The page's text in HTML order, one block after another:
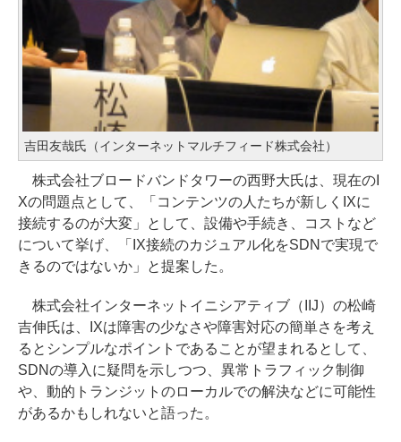
吉田友哉氏（インターネットマルチフィード株式会社）
株式会社ブロードバンドタワーの西野大氏は、現在のI
Xの問題点として、「コンテンツの人たちが新しくIXに
接続するのが大変」として、設備や手続き、コストなど
について挙げ、「IX接続のカジュアル化をSDNで実現で
きるのではないか」と提案した。
株式会社インターネットイニシアティブ（IIJ）の松崎
吉伸氏は、IXは障害の少なさや障害対応の簡単さを考え
るとシンプルなポイントであることが望まれるとして、
SDNの導入に疑問を示しつつ、異常トラフィック制御
や、動的トランジットのローカルでの解決などに可能性
があるかもしれないと語った。